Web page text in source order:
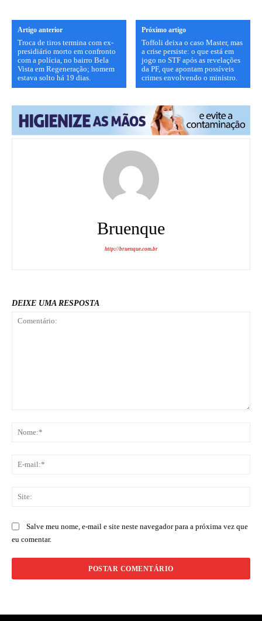
Artigo anterior
Troca de tiros termina com ex-
presidiário morto em confronto
com a polícia, no bairro Bela
Vista em Regeneração; homem
estava solto há 19 dias.
Próximo artigo
Toffoli deixa o caso Master, mas
a crise persiste: o que está em
jogo no STF após as revelações
da PF, que apontam possíveis
crimes envolvendo o ministro.
Bruenque
http://bruenque.com.br
DEIXE UMA RESPOSTA
Salve meu nome, e-mail e site neste navegador para a próxima vez que
eu comentar.